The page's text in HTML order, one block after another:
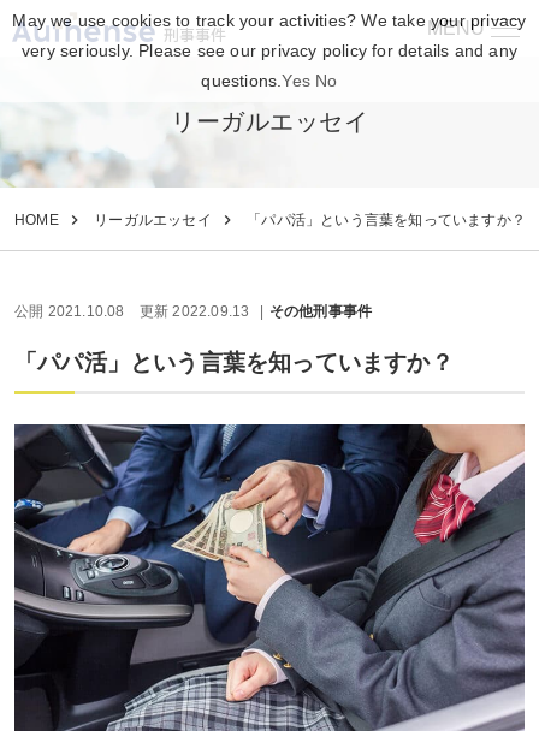
MENU
刑事事件
リーガルエッセイ
HOME リーガルエッセイ 「パパ活」という言葉を知っていますか？
公開 2021.10.08 更新 2022.09.13 その他刑事事件
「パパ活」という言葉を知っていますか？
May we use cookies to track your activities? We take your privacy
very seriously. Please see our privacy policy for details and any
questions.Yes No